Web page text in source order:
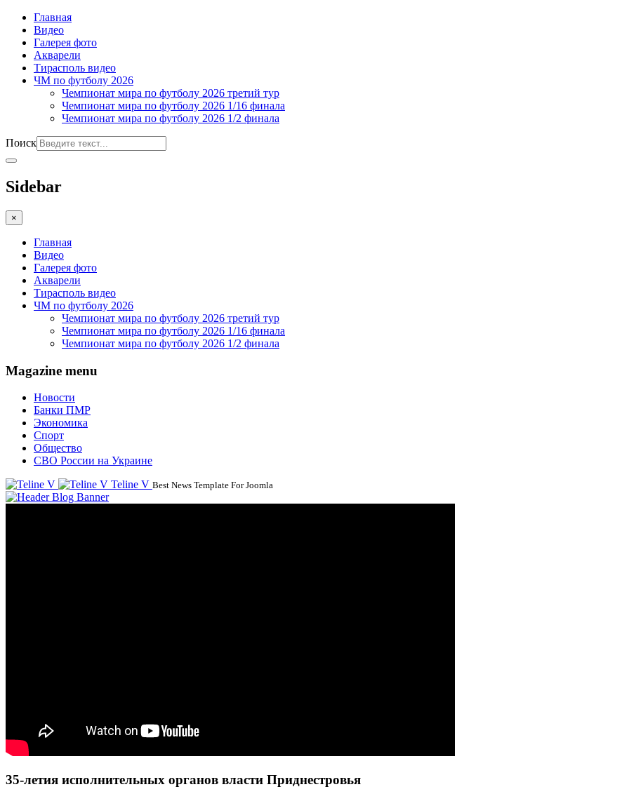
Главная
Видео
Галерея фото
Акварели
Тирасполь видео
ЧМ по футболу 2026
Чемпионат мира по футболу 2026 третий тур
Чемпионат мира по футболу 2026 1/16 финала
Чемпионат мира по футболу 2026 1/2 финала
Поиск
Sidebar
×
Главная
Видео
Галерея фото
Акварели
Тирасполь видео
ЧМ по футболу 2026
Чемпионат мира по футболу 2026 третий тур
Чемпионат мира по футболу 2026 1/16 финала
Чемпионат мира по футболу 2026 1/2 финала
Magazine menu
Новости
Банки ПМР
Экономика
Спорт
Общество
СВО России на Украине
Teline V Best News Template For Joomla
35-летия исполнительных органов власти Приднестровья